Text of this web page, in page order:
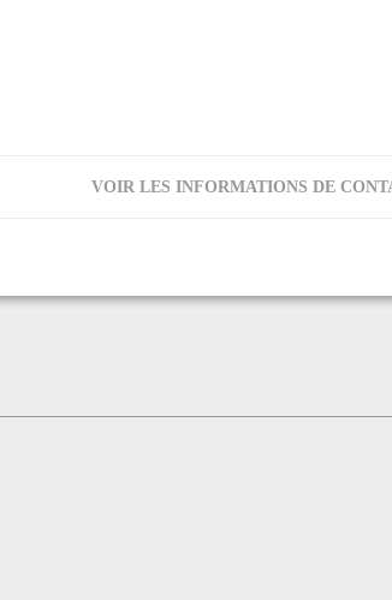
VOIR LES INFORMATIONS DE